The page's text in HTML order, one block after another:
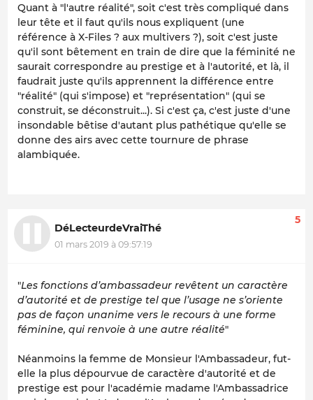
Quant à "l'autre réalité", soit c'est très compliqué dans
leur tête et il faut qu'ils nous expliquent (une
référence à X-Files ? aux multivers ?), soit c'est juste
qu'il sont bêtement en train de dire que la féminité ne
saurait correspondre au prestige et à l'autorité, et là, il
faudrait juste qu'ils apprennent la différence entre
"réalité" (qui s'impose) et "représentation" (qui se
construit, se déconstruit...). Si c'est ça, c'est juste d'une
insondable bêtise d'autant plus pathétique qu'elle se
donne des airs avec cette tournure de phrase
alambiquée.
DéLecteurdeVraiThé
01 mars 2019 à 09:57:19
5
"Les fonctions d’ambassadeur revêtent un caractère
d’autorité et de prestige tel que l’usage ne s’oriente
pas de façon unanime vers le recours à une forme
féminine, qui renvoie à une autre réalité"
Néanmoins la femme de Monsieur l'Ambassadeur, fut-
elle la plus dépourvue de caractère d'autorité et de
prestige est pour l'académie madame l'Ambassadrice